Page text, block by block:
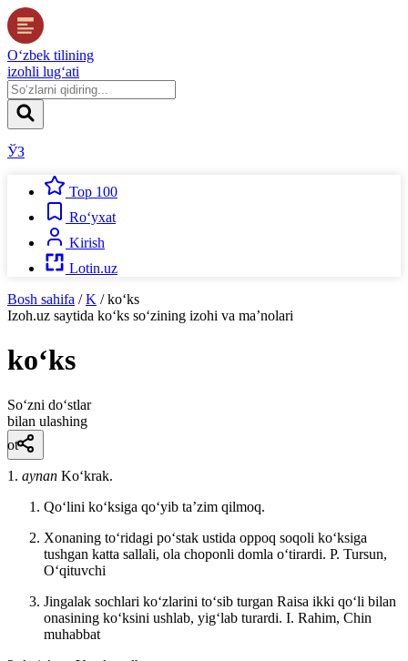
O‘zbek tilining
izohli lug‘ati
ЎЗ
Top 100
Ro‘yxat
Kirish
Lotin.uz
Bosh sahifa / K / ko‘ks
Izoh.uz saytida ko‘ks so‘zining izohi va ma’nolari
ko‘ks
So‘zni do‘stlar
bilan ulashing
ot
1. aynan Koʻkrak.
Qoʻlini koʻksiga qoʻyib taʼzim qilmoq.
Xonaning toʻridagi poʻstak ustida oppoq soqoli koʻksiga
tushgan katta sallali, ola choponli domla oʻtirardi. P. Tursun,
Oʻqituvchi
Jingalak sochlari koʻzlarini toʻsib turgan Raisa ikki qoʻli bilan
onasining koʻksini ushlab, yigʻlab turardi. I. Rahim, Chin
muhabbat